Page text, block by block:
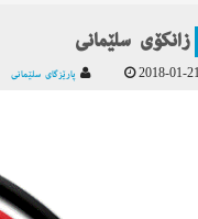
زانكۆی سلێمانی
2018-01-21